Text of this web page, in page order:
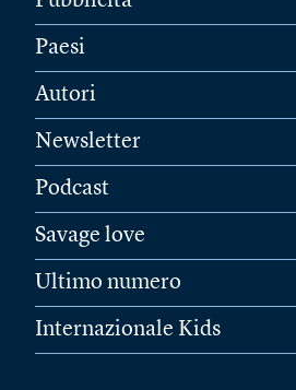
Paesi
Autori
Newsletter
Podcast
Savage love
Ultimo numero
Internazionale Kids